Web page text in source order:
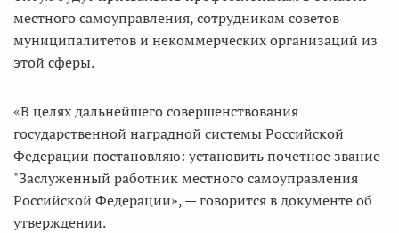
местного самоуправления, сотрудникам советов
муниципалитетов и некоммерческих организаций из
этой сферы.
«В целях дальнейшего совершенствования
государственной наградной системы Российской
Федерации постановляю: установить почетное звание
"Заслуженный работник местного самоуправления
Российской Федерации», — говорится в документе об
утверждении.